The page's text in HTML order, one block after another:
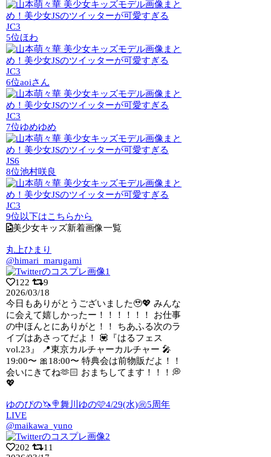
JC3
5位ほわ
JC3
6位aoiさん
JC3
7位ゆめゆめ
JS6
8位池村咲良
JC3
9位以下はこちらから
美少女キッズ新着画像一覧
丸上ひまり
@himari_marugami
122
9
2026/03/18
今日もありがとうございました🥹💖 みんな
に会えて嬉しかったー！！！！！！ お仕事
の中ほんとにありがと！！ ちあふる次のラ
イブはあさってだよ！ 💟『はるフェス
vol.23』 📍東京カルチャーカルチャー 🎤
19:00〜 🎀18:00〜 特典会は前物販だよ！！
会いにきてね🫶🏻 おまちしてます！！！💭
💖
ゆのぴの🦄🍭舞川ゆの🩷4/29(水)㊗5周年
LIVE
@maikawa_yuno
202
11